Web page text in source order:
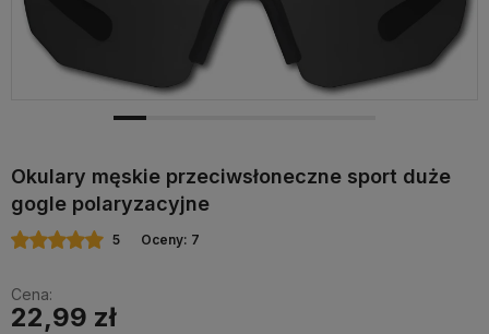
Okulary męskie przeciwsłoneczne sport duże
gogle polaryzacyjne
5 Oceny: 7
Cena:
22,99 zł